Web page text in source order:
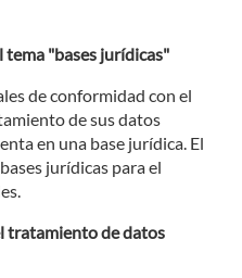
"bases jurídicas"
de conformidad con el
de sus datos
en una base jurídica. El
jurídicas para el
tratamiento de datos